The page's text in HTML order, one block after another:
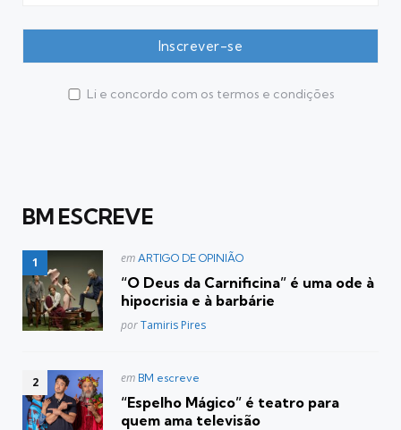
Li e concordo com os termos e condições
BM ESCREVE
Postado
em ARTIGO DE OPINIÃO
“O Deus da Carnificina” é uma ode à
hipocrisia e à barbárie
Posted
porTamiris Pires
Postado
em BM escreve
“Espelho Mágico” é teatro para
quem ama televisão